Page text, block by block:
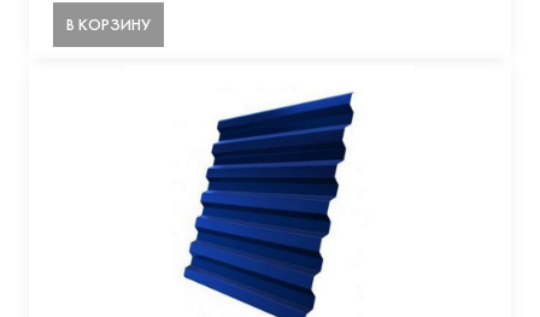
В КОРЗИНУ